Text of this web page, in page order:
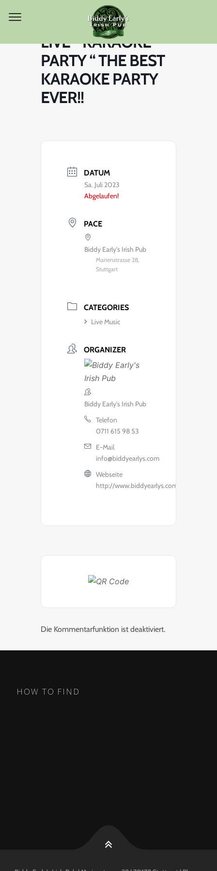
LIVE “ KARAOKE
PARTY “ THE BEST
KARAOKE PARTY
EVER!!
DATUM
Sa. Juli 2023
Abgelaufen!
PACE
Biddy Early's Irish Pub
Marienstrasse 28,
Stuttgart
CATEGORIES
Live Music
ORGANIZER
Biddy Early's Irish Pub
Telefon
0711 615 98 53
E-Mail
info@biddyearlys.com
Webseite
http://www.biddyearlys.com/
Die Kommentarfunktion ist deaktiviert.
HOW TO FIND